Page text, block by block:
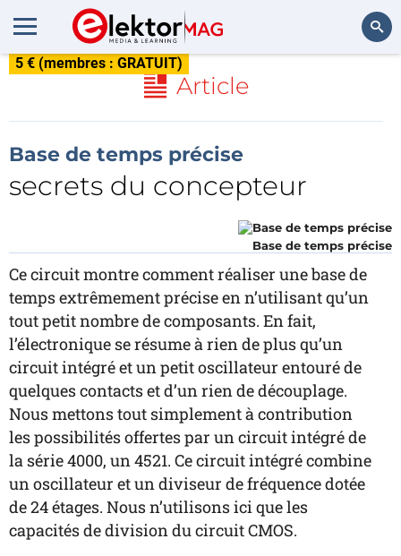
5 € (membres : GRATUIT)
Article
Base de temps précise
secrets du concepteur
Base de temps précise
Ce circuit montre comment réaliser une base de
temps extrêmement précise en n’utilisant qu’un
tout petit nombre de composants. En fait,
l’électronique se résume à rien de plus qu’un
circuit intégré et un petit oscillateur entouré de
quelques contacts et d’un rien de découplage.
Nous mettons tout simplement à contribution
les possibilités offertes par un circuit intégré de
la série 4000, un 4521. Ce circuit intégré combine
un oscillateur et un diviseur de fréquence dotée
de 24 étages. Nous n’utilisons ici que les
capacités de division du circuit CMOS.